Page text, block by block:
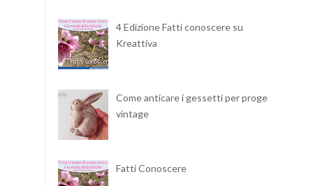
4 Edizione Fatti conoscere su
Kreattiva
Come anticare i gessetti per progetti
vintage
Fatti Conoscere